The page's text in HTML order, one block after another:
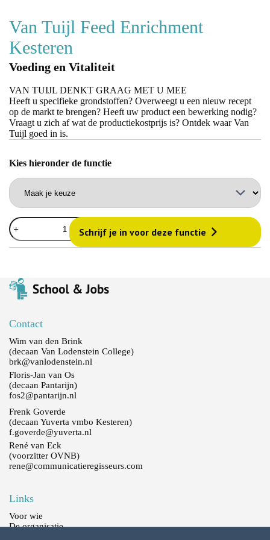
Van Tuijl Feed Enrichment
Kesteren
Voeding en Vitaliteit
VAN TUIJL DENKT GRAAG MET U MEE
Heeft u specifieke grondstoffen? Overweegt u een nieuw recept
op de markt te brengen? Heeft uw product een bewerking nodig?
Vraagt u zich af wat de productiekostprijs is? Ontdek waar Van
Tuijl goed in is.
kies hieronder de functie
Van
Tuijl
Feed
Schrijf je in voor deze functie
Contact
Wim van den Brink
(decaan Van Lodenstein College)
brk@vanlodenstein.nl
Floris-Jan van Os
(decaan Pantarijn)
fos2@pantarijn.nl
Frenk Goverde
(decaan Yuverta vmbo Kesteren)
f.goverde@yuverta.nl
René van Eck
(voorzitter OVNB)
rene@communicatieregisseurs.com
Links
Voor wie
De organisatie